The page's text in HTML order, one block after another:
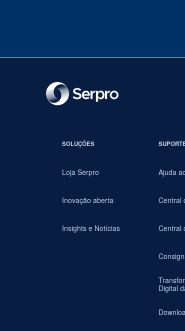
SOLUÇÕES
Loja Serpro
Inovação aberta
Insights e Notícias
Ajuda
Central
Central
Digital